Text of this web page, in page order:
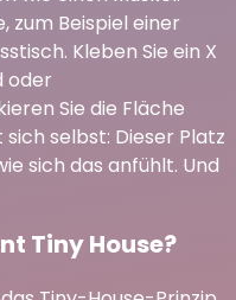
zum Beispiel einer
Kleben Sie ein X
oder
Sie die Fläche
selbst: Dieser Platz
sich das anfühlt. Und
Tiny House?